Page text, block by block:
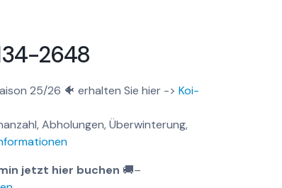
2648
25/26 🐠 erhalten Sie hier -> Koi-
Abholungen, Überwinterung,
jetzt hier buchen 🚚–